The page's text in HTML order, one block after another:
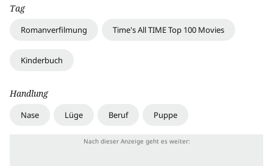
Tag
Romanverfilmung Time's All TIME Top 100 Movies
Kinderbuch
Handlung
Nase Lüge Beruf Puppe